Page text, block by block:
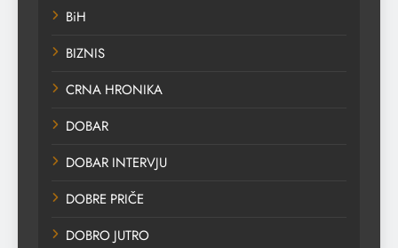
BiH
BIZNIS
CRNA HRONIKA
DOBAR
DOBAR INTERVJU
DOBRE PRIČE
DOBRO JUTRO